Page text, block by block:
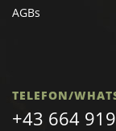
AGBs
TELEFON/
+43 664